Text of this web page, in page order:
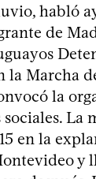
habló
de
la Marcha
la
La
en la
y